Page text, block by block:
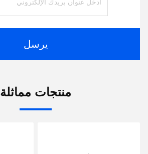
يرسل
منتجات مماثلة